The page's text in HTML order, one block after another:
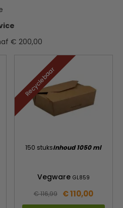
Recyclebaar
150 stuksInhoud 1050 ml
Vegware GL859
€ 116,99 € 110,00
€ 200,00